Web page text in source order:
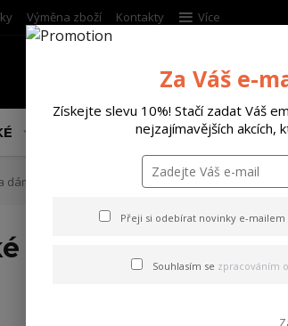
Výměna zboží Kontakty Více
DOPLŇKY
dámské šaty Liquid Heart Casual T-Shirt Dress
šaty Liquid Heart
Za Váš e-
Získejte slevu 10%! Stačí zadat Váš
nejzajímavějších akcích,
Přeji si odebírat novinky e-mailem
Souhlasím se zpracováním